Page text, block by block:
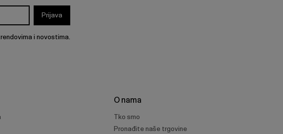
Prijava
i novostima.
O nama
Tko smo
Pronađite naše trgovine